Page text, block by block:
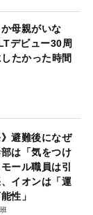
母親がいな
デビュー30周
たかった時間
》避難後になぜ
は「気をつけ
ール職員は引
イオンは「運
性」